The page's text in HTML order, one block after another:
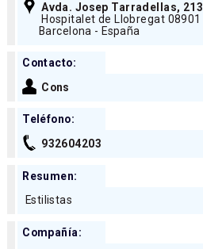
Avda. Josep Tarradellas, 213
Hospitalet de Llobregat 08901
Barcelona - España
Contacto:
Cons
Teléfono:
932604203
Resumen:
Estilistas
Compañía: